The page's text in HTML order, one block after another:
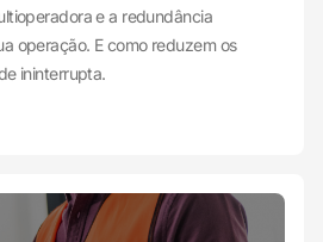
e a redundância
operação. E como reduzem os
ininterrupta.